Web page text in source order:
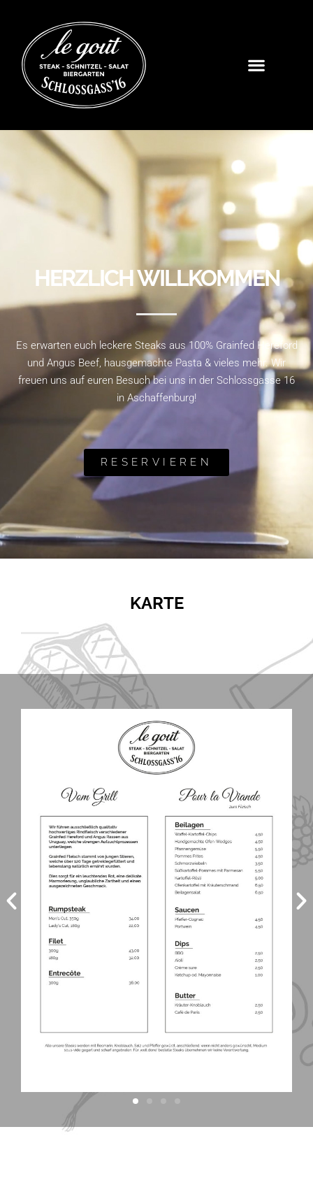
HERZLICH WILLKOMMEN
Es erwarten euch leckere Steaks aus 100% Grainfed Hereford
und Angus Beef, hausgemachte Pasta & vieles mehr.Wir
freuen uns auf euren Besuch bei uns in der Schlossgasse 16
in Aschaffenburg!
RESERVIEREN
KARTE